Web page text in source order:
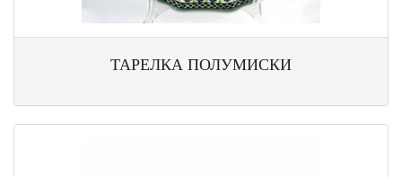
ТАРЕЛКА ПОЛУМИСКИ